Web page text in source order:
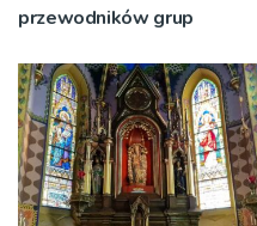
przewodników grup